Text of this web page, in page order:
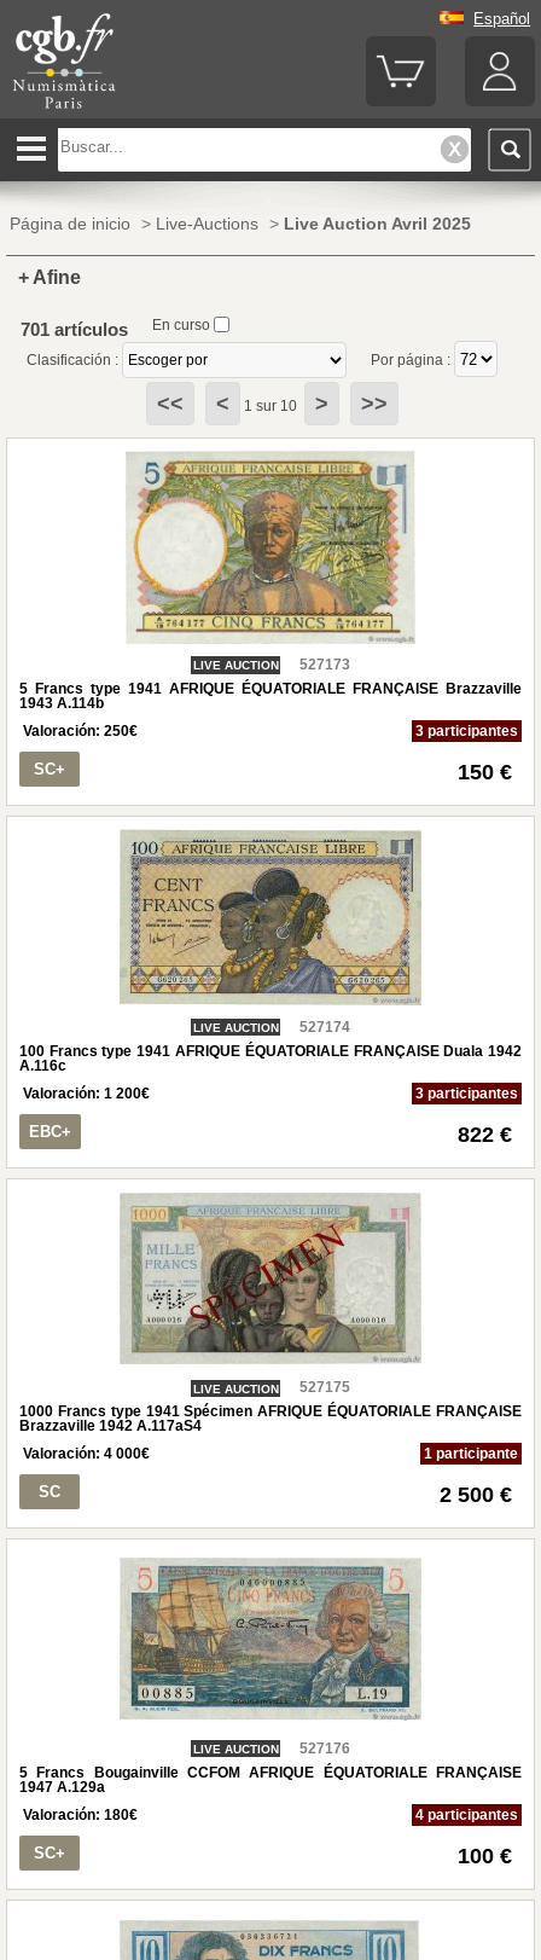
Español
Página de inicio > Live-Auctions > Live Auction Avril 2025
+ Afine
701 artículos En curso
Clasificación : Por página :
<< < 1 sur 10 > >>
LIVE AUCTION
527173
5 Francs type 1941 AFRIQUE ÉQUATORIALE FRANÇAISE Brazzaville
1943 A.114b
Valoración: 250€ 3 participantes
SC+ 150 €
LIVE AUCTION
527174
100 Francs type 1941 AFRIQUE ÉQUATORIALE FRANÇAISE Duala 1942
A.116c
Valoración: 1 200€ 3 participantes
EBC+ 822 €
LIVE AUCTION
527175
1000 Francs type 1941 Spécimen AFRIQUE ÉQUATORIALE FRANÇAISE
Brazzaville 1942 A.117aS4
Valoración: 4 000€ 1 participante
SC 2 500 €
LIVE AUCTION
527176
5 Francs Bougainville CCFOM AFRIQUE ÉQUATORIALE FRANÇAISE
1947 A.129a
Valoración: 180€ 4 participantes
SC+ 100 €